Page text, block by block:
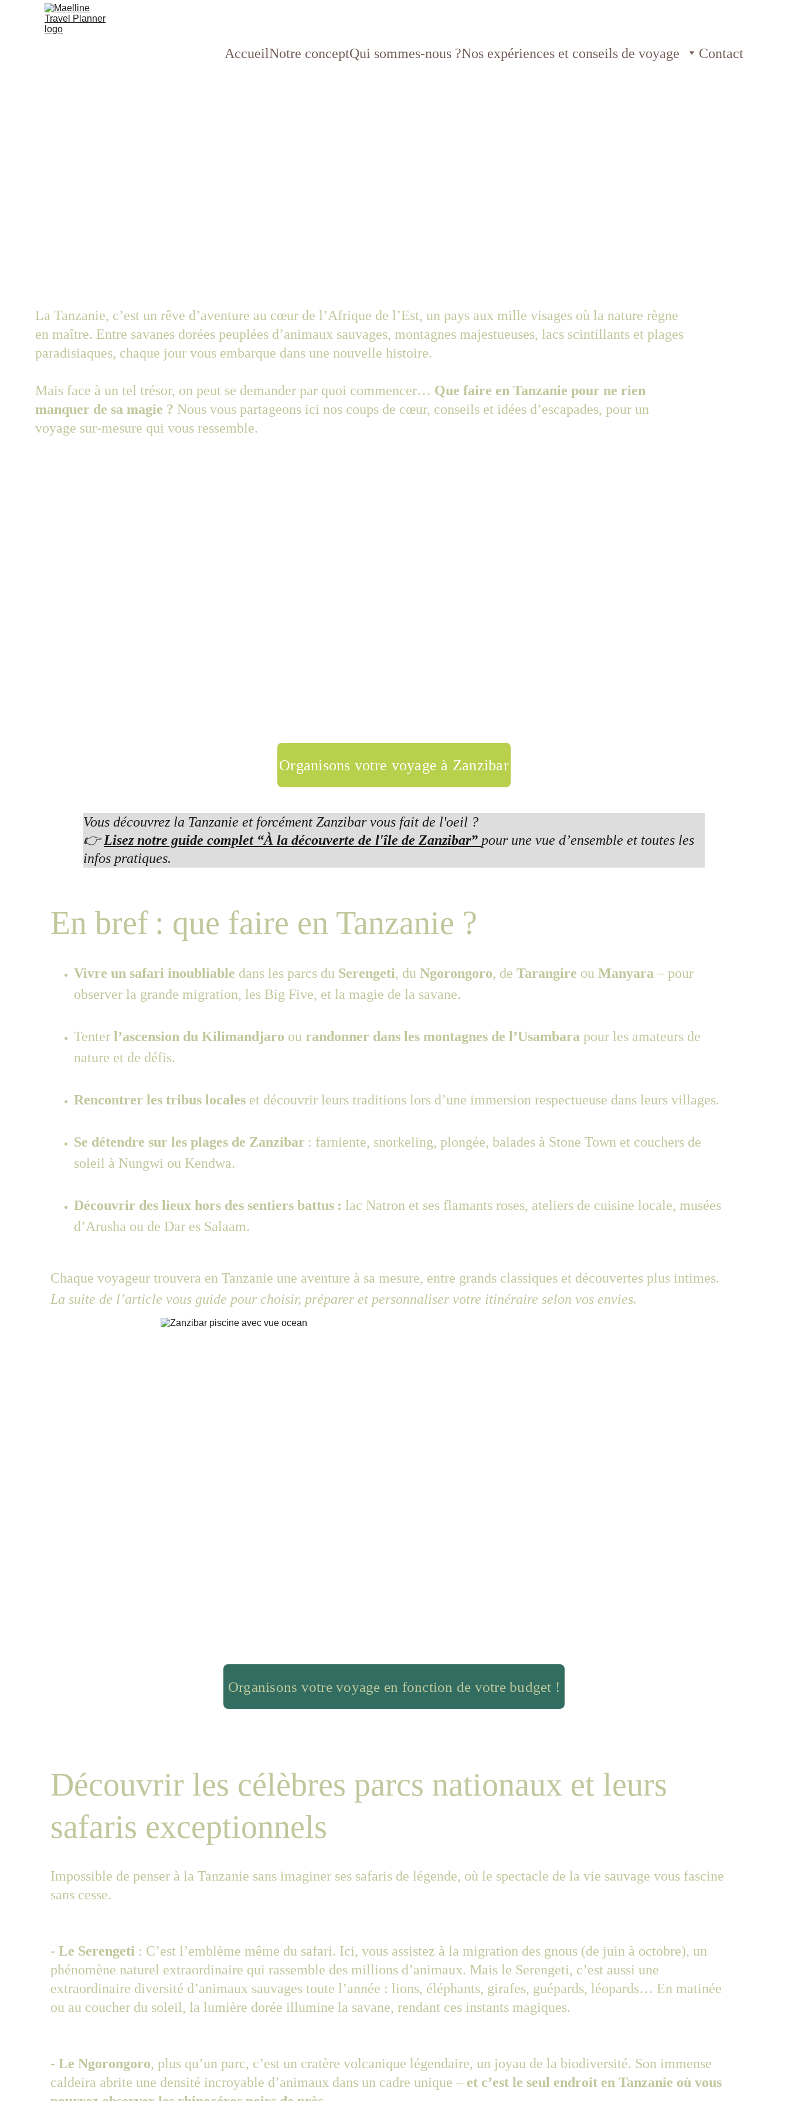
AccueilNotre conceptQui sommes-nous ?Nos expériences et conseils de voyage Contact
La Tanzanie, c’est un rêve d’aventure au cœur de l’Afrique de l’Est, un pays aux mille visages où la nature règne
en maître. Entre savanes dorées peuplées d’animaux sauvages, montagnes majestueuses, lacs scintillants et plages
paradisiaques, chaque jour vous embarque dans une nouvelle histoire.
Mais face à un tel trésor, on peut se demander par quoi commencer… Que faire en Tanzanie pour ne rien
manquer de sa magie ? Nous vous partageons ici nos coups de cœur, conseils et idées d’escapades, pour un
voyage sur-mesure qui vous ressemble.
Organisons votre voyage à Zanzibar
En bref : que faire en Tanzanie ?
Vivre un safari inoubliable dans les parcs du Serengeti, du Ngorongoro, de Tarangire ou Manyara – pour
observer la grande migration, les Big Five, et la magie de la savane.
Tenter l’ascension du Kilimandjaro ou randonner dans les montagnes de l’Usambara pour les amateurs de
nature et de défis.
Rencontrer les tribus locales et découvrir leurs traditions lors d’une immersion respectueuse dans leurs villages.
Se détendre sur les plages de Zanzibar : farniente, snorkeling, plongée, balades à Stone Town et couchers de
soleil à Nungwi ou Kendwa.
Découvrir des lieux hors des sentiers battus : lac Natron et ses flamants roses, ateliers de cuisine locale, musées
d’Arusha ou de Dar es Salaam.
Chaque voyageur trouvera en Tanzanie une aventure à sa mesure, entre grands classiques et découvertes plus intimes.
La suite de l’article vous guide pour choisir, préparer et personnaliser votre itinéraire selon vos envies.
Organisons votre voyage en fonction de votre budget !
Découvrir les célèbres parcs nationaux et leurs
safaris exceptionnels
Impossible de penser à la Tanzanie sans imaginer ses safaris de légende, où le spectacle de la vie sauvage vous fascine
sans cesse.
- Le Serengeti : C’est l’emblème même du safari. Ici, vous assistez à la migration des gnous (de juin à octobre), un
phénomène naturel extraordinaire qui rassemble des millions d’animaux. Mais le Serengeti, c’est aussi une
extraordinaire diversité d’animaux sauvages toute l’année : lions, éléphants, girafes, guépards, léopards… En matinée
ou au coucher du soleil, la lumière dorée illumine la savane, rendant ces instants magiques.
- Le Ngorongoro, plus qu’un parc, c’est un cratère volcanique légendaire, un joyau de la biodiversité. Son immense
caldeira abrite une densité incroyable d’animaux dans un cadre unique – et c’est le seul endroit en Tanzanie où vous
Vous découvrez la Tanzanie et forcément Zanzibar vous fait de l'oeil ?
👉 Lisez notre guide complet “À la découverte de l'île de Zanzibar” pour une vue d’ensemble et toutes les
infos pratiques.